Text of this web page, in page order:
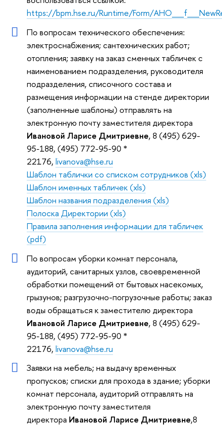
https://bpm.hse.ru/Runtime/Form/
По вопросам технического обеспечения:
электроснабжения; сантехнических работ;
отопления; заявку на заказ сменных табличек с
наименованием подразделения, руководителя
подразделения, списочного состава и
размещения информации на стенде директории
(заполненные шаблоны) отправлять на
электронную почту заместителя директора
Ивановой Ларисе Дмитриевне, 8 (495) 629-
95-188, (495) 772-95-90 *
22176, livanova@hse.ru
Шаблон таблички со списком сотрудников (xls)
Шаблон именных табличек (xls)
Шаблон названия подразделения (xls)
Полоска Директории (xls)
Правила заполнения информации для табличек
(pdf)
По вопросам уборки комнат персонала,
аудиторий, санитарных узлов, своевременной
обработки помещений от бытовых насекомых,
грызунов; разгрузочно-погрузочные работы; заказ
воды обращаться к заместителю директора
Ивановой Ларисе Дмитриевне, 8 (495) 629-
95-188, (495) 772-95-90 *
22176, livanova@hse.ru
Заявки на мебель; на выдачу временных
пропусков; списки для прохода в здание; уборки
комнат персонала, аудиторий отправлять на
электронную почту заместителя
директора Ивановой Ларисе Дмитриевне,8